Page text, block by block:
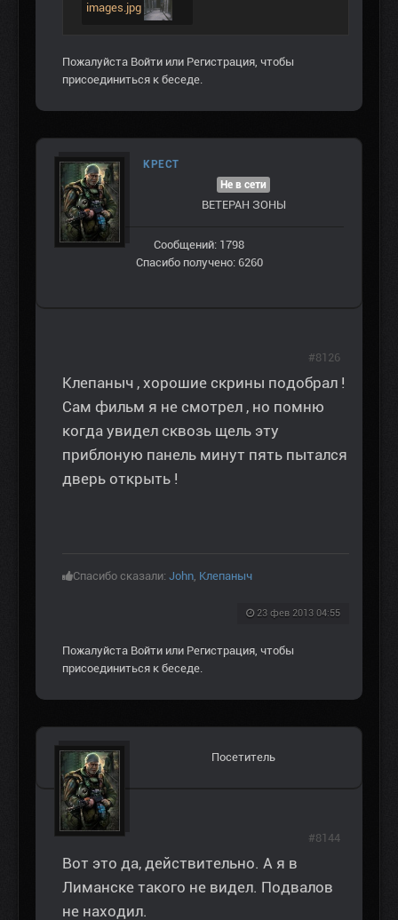
images.jpg
Пожалуйста Войти или Регистрация , чтобы
присоединиться к беседе.
КРЕСТ
Не в сети
ВЕТЕРАН ЗOНЫ
Сообщений: 1798
Спасибо получено: 6260
Клепаныч , хорошие скрины подобрал !
Сам фильм я не смотрел , но помню
когда увидел сквозь щель эту
приблоную панель минут пять пытался
дверь открыть !
Спасибо сказали: John Клепаныч
23 фев 2013 04:55
#8126
Пожалуйста Войти или Регистрация , чтобы
присоединиться к беседе.
Посетитель
Вот это да, действительно. А я в
Лиманске такого не видел. Подвалов
не находил.
#8144